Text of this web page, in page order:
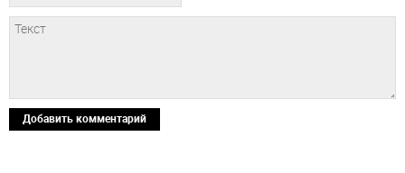
Добавить комментарий